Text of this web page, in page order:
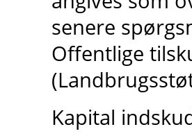
senere
Offentlige
Kapital